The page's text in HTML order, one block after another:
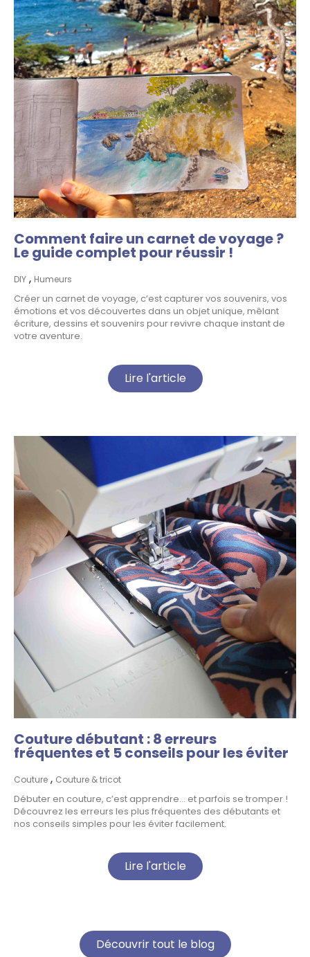
Comment faire un carnet de voyage ?
Le guide complet pour réussir !
DIY , Humeurs
Créer un carnet de voyage, c’est capturer vos souvenirs, vos
émotions et vos découvertes dans un objet unique, mêlant
écriture, dessins et souvenirs pour revivre chaque instant de
votre aventure.
Lire l'article
Couture débutant : 8 erreurs
fréquentes et 5 conseils pour les éviter
Couture , Couture & tricot
Débuter en couture, c’est apprendre… et parfois se tromper !
Découvrez les erreurs les plus fréquentes des débutants et
nos conseils simples pour les éviter facilement.
Lire l'article
Découvrir tout le blog